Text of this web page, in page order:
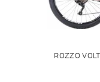
ROZZO